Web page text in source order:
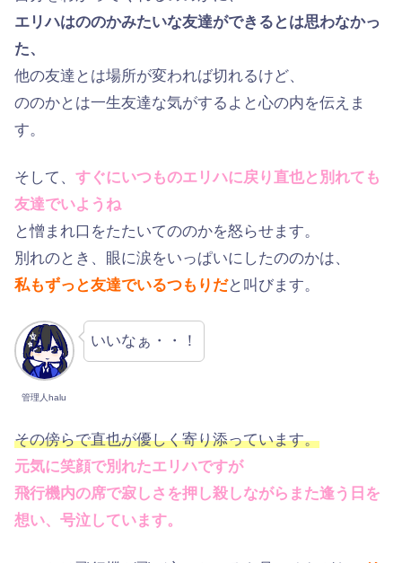
エリハはののかみたいな友達ができるとは思わなかっ
た、
他の友達とは場所が変われば切れるけど、
ののかとは一生友達な気がするよと心の内を伝えま
す。
そして、 すぐにいつものエリハに戻り直也と別れても
友達でいようね
と憎まれ口をたたいてののかを怒らせます。
別れのとき、眼に涙をいっぱいにしたののかは、
私もずっと友達でいるつもりだと叫びます。
管理人halu
いいなぁ・・！
その傍らで直也が優しく寄り添っています。
元気に笑顔で別れたエリハですが
飛行機内の席で寂しさを押し殺しながらまた逢う日を
想い、号泣しています。